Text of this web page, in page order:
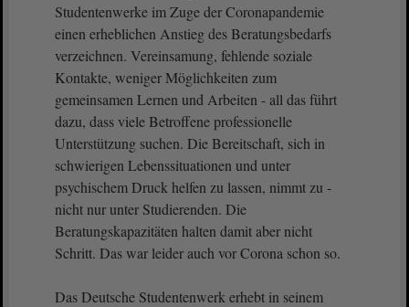
Studentenwerke im Zuge der Coronapandemie
einen erheblichen Anstieg des Beratungsbedarfs
verzeichnen. Vereinsamung, fehlende soziale
Kontakte, weniger Möglichkeiten zum
gemeinsamen Lernen und Arbeiten - all das führt
dazu, dass viele Betroffene professionelle
Unterstützung suchen. Die Bereitschaft, sich in
schwierigen Lebenssituationen und unter
psychischem Druck helfen zu lassen, nimmt zu -
nicht nur unter Studierenden. Die
Beratungskapazitäten halten damit aber nicht
Schritt. Das war leider auch vor Corona schon so.
Das Deutsche Studentenwerk erhebt in seinem